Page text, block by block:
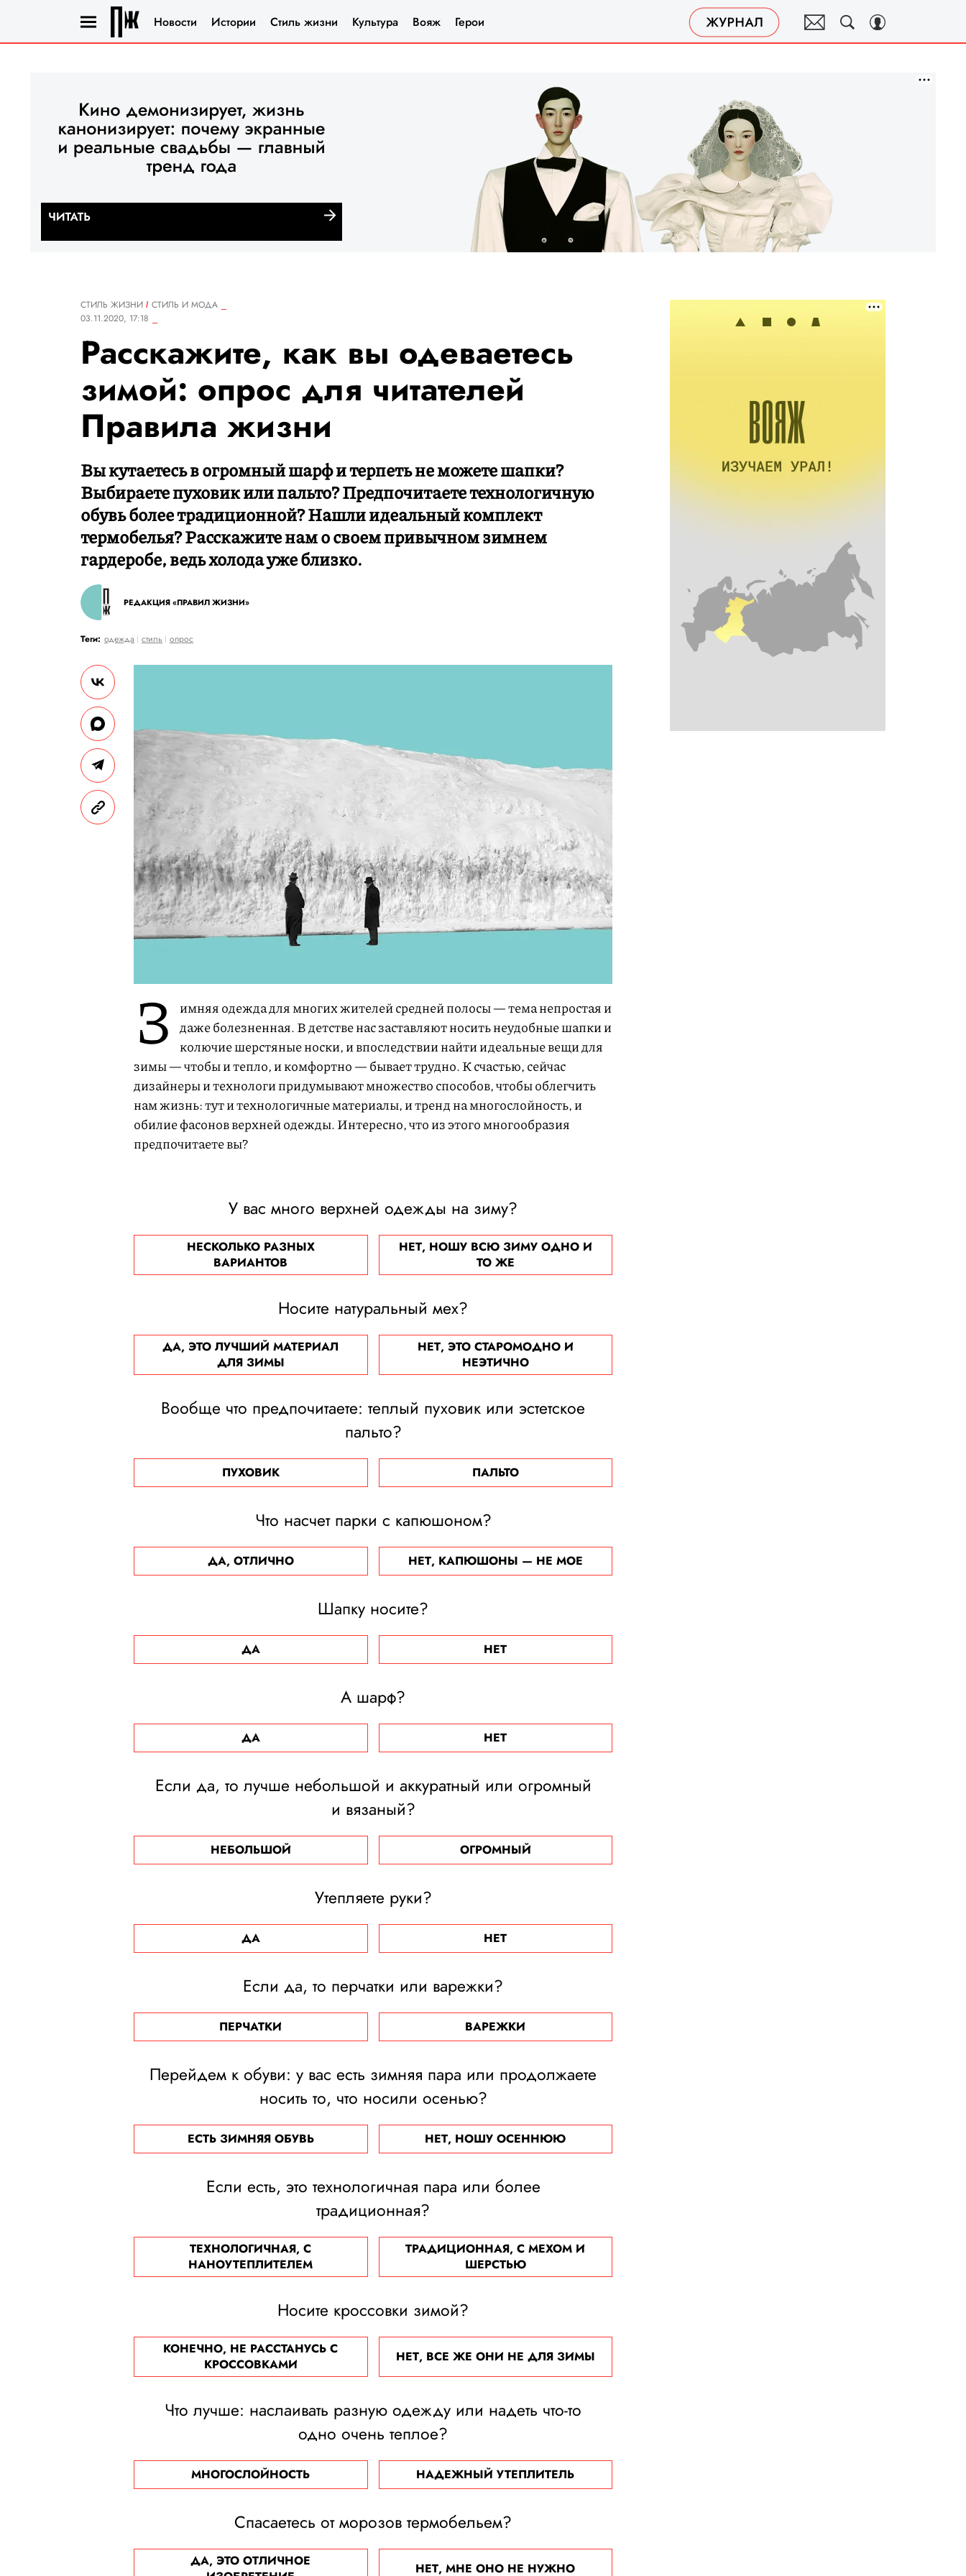
Новости Истории Стиль жизни Культура Вояж Герои
СТИЛЬ ЖИЗНИ
СТИЛЬ И МОДА
03.11.2020, 17:18
Расскажите, как вы одеваетесь
зимой: опрос для читателей
Правила жизни
Вы кутаетесь в огромный шарф и терпеть не можете шапки?
Выбираете пуховик или пальто? Предпочитаете технологичную
обувь более традиционной? Нашли идеальный комплект
термобелья? Расскажите нам о своем привычном зимнем
гардеробе, ведь холода уже близко.
РЕДАКЦИЯ «ПРАВИЛ ЖИЗНИ»
Теги: одежда стиль опрос
З
имняя одежда для многих жителей средней полосы — тема непростая и
даже болезненная. В детстве нас заставляют носить неудобные шапки и
колючие шерстяные носки, и впоследствии найти идеальные вещи для
зимы — чтобы и тепло, и комфортно — бывает трудно. К счастью, сейчас
дизайнеры и технологи придумывают множество способов, чтобы облегчить
нам жизнь: тут и технологичные материалы, и тренд на многослойность, и
обилие фасонов верхней одежды. Интересно, что из этого многообразия
предпочитаете вы?
У вас много верхней одежды на зиму?
НЕСКОЛЬКО РАЗНЫХ
ВАРИАНТОВ
НЕТ, НОШУ ВСЮ ЗИМУ ОДНО И
ТО ЖЕ
Носите натуральный мех?
ДА, ЭТО ЛУЧШИЙ МАТЕРИАЛ
ДЛЯ ЗИМЫ
НЕТ, ЭТО СТАРОМОДНО И
НЕЭТИЧНО
Вообще что предпочитаете: теплый пуховик или эстетское
пальто?
ПУХОВИК ПАЛЬТО
Что насчет парки с капюшоном?
ДА, ОТЛИЧНО НЕТ, КАПЮШОНЫ — НЕ МОЕ
Шапку носите?
ДА НЕТ
А шарф?
ДА НЕТ
Если да, то лучше небольшой и аккуратный или огромный
и вязаный?
НЕБОЛЬШОЙ ОГРОМНЫЙ
Утепляете руки?
ДА НЕТ
Если да, то перчатки или варежки?
ПЕРЧАТКИ ВАРЕЖКИ
Перейдем к обуви: у вас есть зимняя пара или продолжаете
носить то, что носили осенью?
ЕСТЬ ЗИМНЯЯ ОБУВЬ НЕТ, НОШУ ОСЕННЮЮ
Если есть, это технологичная пара или более
традиционная?
ТЕХНОЛОГИЧНАЯ, С
НАНОУТЕПЛИТЕЛЕМ
ТРАДИЦИОННАЯ, С МЕХОМ И
ШЕРСТЬЮ
Носите кроссовки зимой?
КОНЕЧНО, НЕ РАССТАНУСЬ С
КРОССОВКАМИ
НЕТ, ВСЕ ЖЕ ОНИ НЕ ДЛЯ ЗИМЫ
Что лучше: наслаивать разную одежду или надеть что-то
одно очень теплое?
МНОГОСЛОЙНОСТЬ НАДЕЖНЫЙ УТЕПЛИТЕЛЬ
Спасаетесь от морозов термобельем?
ДА, ЭТО ОТЛИЧНОЕ
НЕТ, МНЕ ОНО НЕ НУЖНО